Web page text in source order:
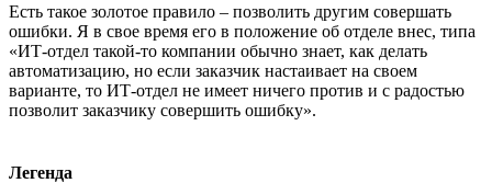
Есть такое золотое правило – позволить другим совершать
ошибки. Я в свое время его в положение об отделе внес, типа
«ИТ-отдел такой-то компании обычно знает, как делать
автоматизацию, но если заказчик настаивает на своем
варианте, то ИТ-отдел не имеет ничего против и с радостью
позволит заказчику совершить ошибку».
Легенда